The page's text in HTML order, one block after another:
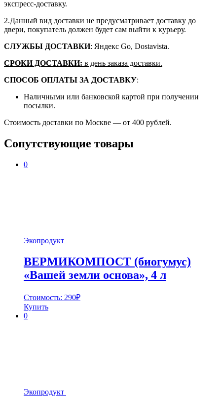
экспресс-доставку.
2.Данный вид доставки не предусматривает доставку до
двери, покупатель должен будет сам выйти к курьеру.
СЛУЖБЫ ДОСТАВКИ: Яндекс Go, Dostavista.
СРОКИ ДОСТАВКИ: в день заказа доставки.
СПОСОБ ОПЛАТЫ ЗА ДОСТАВКУ:
Наличными или банковской картой при получении
посылки.
Стоимость доставки по Москве — от 400 рублей.
Сопутствующие товары
0
Экопродукт
ВЕРМИКОМПОСТ (биогумус)
«Вашей земли основа», 4 л
Стоимость: 290₽
Купить
0
Экопродукт